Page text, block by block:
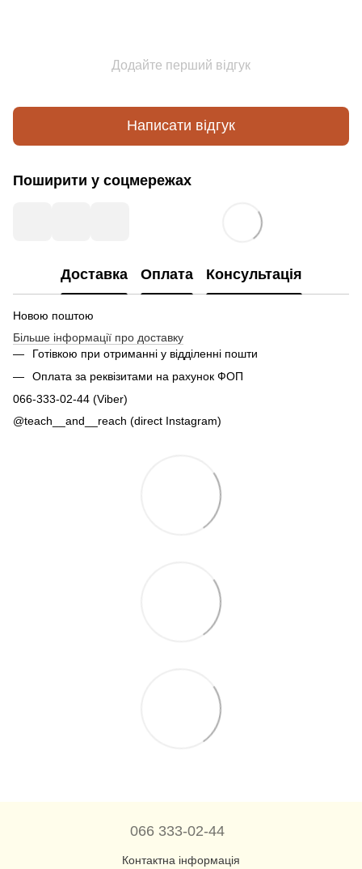
Додайте перший відгук
Написати відгук
Поширити у соцмережах
Доставка Оплата Консультація
Новою поштою
Більше інформації про доставку
Готівкою при отриманні у відділенні пошти
Оплата за реквізитами на рахунок ФОП
066-333-02-44 (Viber)
@teach__and__reach (direct Instagram)
066 333-02-44
Контактна інформація